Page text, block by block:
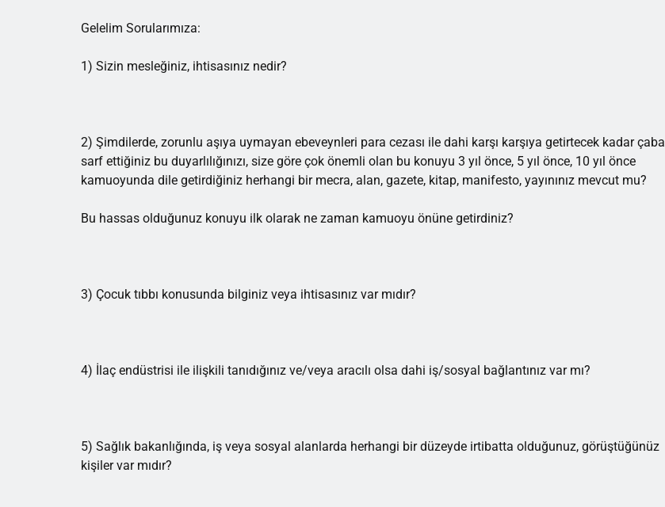
Gelelim Sorularımıza:
1) Sizin mesleğiniz, ihtisasınız nedir?
2) Şimdilerde, zorunlu aşıya uymayan ebeveynleri para cezası ile dahi karşı karşıya getirtecek kadar çaba
sarf ettiğiniz bu duyarlılığınızı, size göre çok önemli olan bu konuyu 3 yıl önce, 5 yıl önce, 10 yıl önce
kamuoyunda dile getirdiğiniz herhangi bir mecra, alan, gazete, kitap, manifesto, yayınınız mevcut mu?
Bu hassas olduğunuz konuyu ilk olarak ne zaman kamuoyu önüne getirdiniz?
3) Çocuk tıbbı konusunda bilginiz veya ihtisasınız var mıdır?
4) İlaç endüstrisi ile ilişkili tanıdığınız ve/veya aracılı olsa dahi iş/sosyal bağlantınız var mı?
5) Sağlık bakanlığında, iş veya sosyal alanlarda herhangi bir düzeyde irtibatta olduğunuz, görüştüğünüz
kişiler var mıdır?